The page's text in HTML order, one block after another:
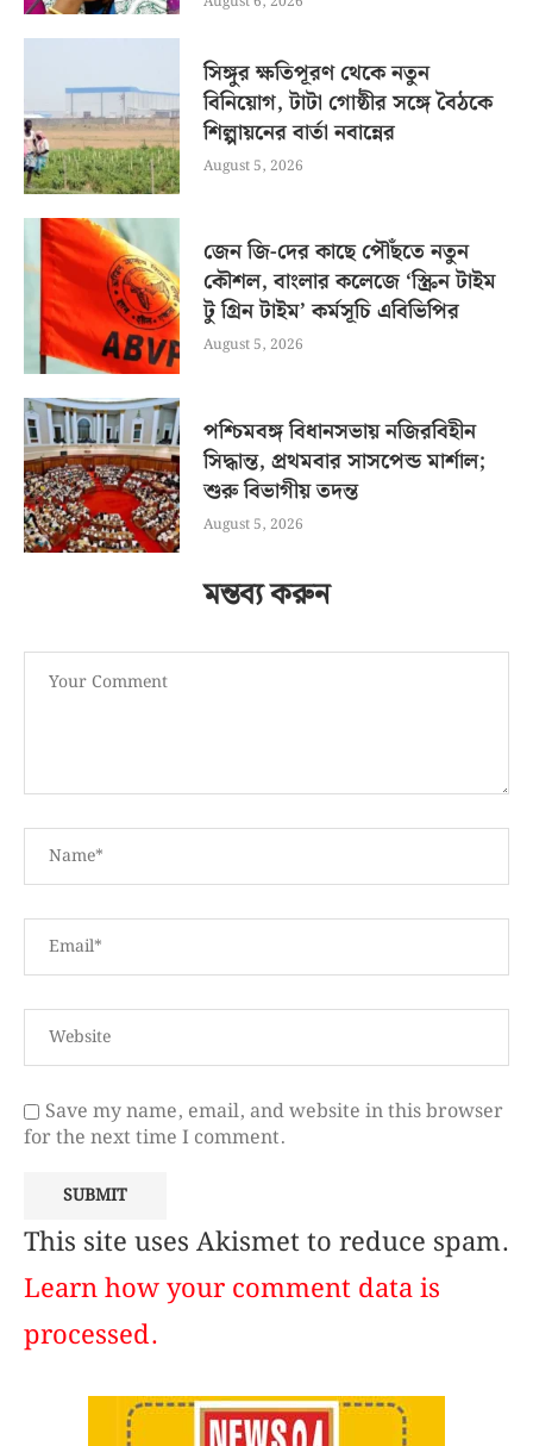
সিঙ্গুর ক্ষতিপূরণ থেকে নতুন
বিনিয়োগ, টাটা গোষ্ঠীর সঙ্গে বৈঠকে
শিল্পায়নের বার্তা নবান্নের
August 5, 2026
জেন জি-দের কাছে পৌঁছতে নতুন
কৌশল, বাংলার কলেজে ‘স্ক্রিন টাইম
টু গ্রিন টাইম’ কর্মসূচি এবিভিপির
August 5, 2026
পশ্চিমবঙ্গ বিধানসভায় নজিরবিহীন
সিদ্ধান্ত, প্রথমবার সাসপেন্ড মার্শাল;
শুরু বিভাগীয় তদন্ত
August 5, 2026
মন্তব্য করুন
Save my name, email, and website in this browser
for the next time I comment.
This site uses Akismet to reduce spam.
Learn how your comment data is
processed.